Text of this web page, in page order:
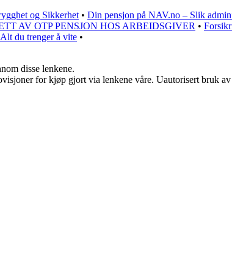
og Sikkerhet • Din pensjon på NAV.no – Slik
AV OTP PENSJON HOS ARBEIDSGIVER •
du trenger å vite •
disse lenkene.
for kjøp gjort via lenkene våre. Uautorisert bruk